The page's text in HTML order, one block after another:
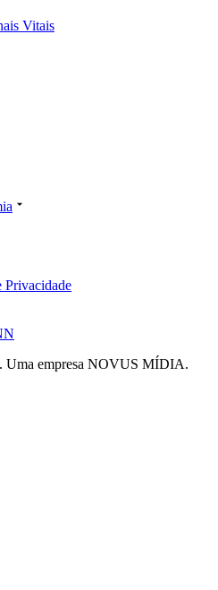
Vitais
Privacidade
empresa NOVUS MÍDIA.